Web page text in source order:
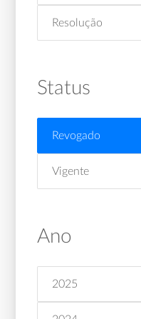
Resolução
Status
Revogado
Vigente
Ano
2025